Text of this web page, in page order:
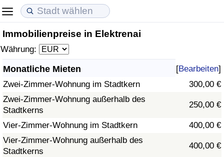
Immobilienpreise in Elektrenai
Währung:
Monatliche Mieten [Bearbeiten]
Zwei-Zimmer-Wohnung im Stadtkern
300,00 €
Zwei-Zimmer-Wohnung außerhalb des
Stadtkerns
250,00 €
Vier-Zimmer-Wohnung im Stadtkern
400,00 €
Vier-Zimmer-Wohnung außerhalb des
Stadtkerns
400,00 €
Lebenshaltungskosten
Lebenshaltungskosten-Index (aktuell)
Lebenshaltungskosten-Index
Lebenshaltungskosten-Index nach Land
in Akaba
Immobilienpreise
Immobilienpreis-Index (aktuell)
Immobilienpreis-Index
Immobilienpreis-Index nach Land
Lebensqualität
Lebensqualität-Index
Lebensqualität-Index (aktuell)
Lebensqualitätsindex nach Land
Kriminalität